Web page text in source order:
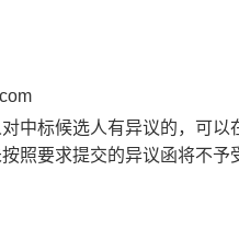
中标候选人有异议的，可
照要求提交的异议函将不予